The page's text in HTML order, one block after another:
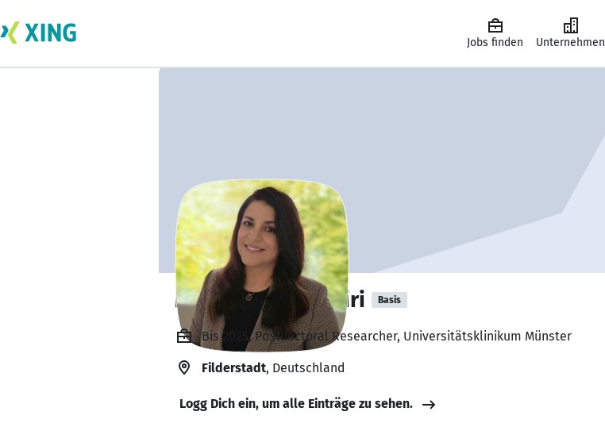
Jobs finden Unternehmen
Mehrnoush Zobeiri Basis
Bis 2025, Postdoctoral Researcher, Universitätsklinikum Münster
Filderstadt, Deutschland
Logg Dich ein, um alle Einträge zu sehen.